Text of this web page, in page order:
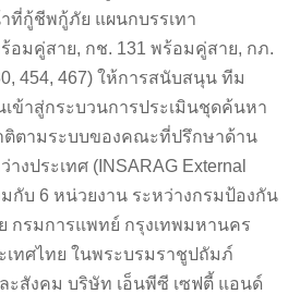
ที่กู้ชีพกู้ภัย แผนกบรรเทา
อมคู่สาย, กช. 131 พร้อมคู่สาย, กภ.
454, 467) ให้การสนับสนุน ทีม
เข้าสู่กระบวนการประเมินชุดค้นหา
ติตามระบบของคณะที่ปรึกษาด้าน
งประเทศ (INSARAG External
มกับ 6 หน่วยงาน ระหว่างกรมป้องกัน
กรมการแพทย์ กรุงเทพมหานคร
ทศไทย ในพระบรมราชูปถัมภ์
ะสังคม บริษัท เอ็นพีซี เซฟตี้ แอนด์